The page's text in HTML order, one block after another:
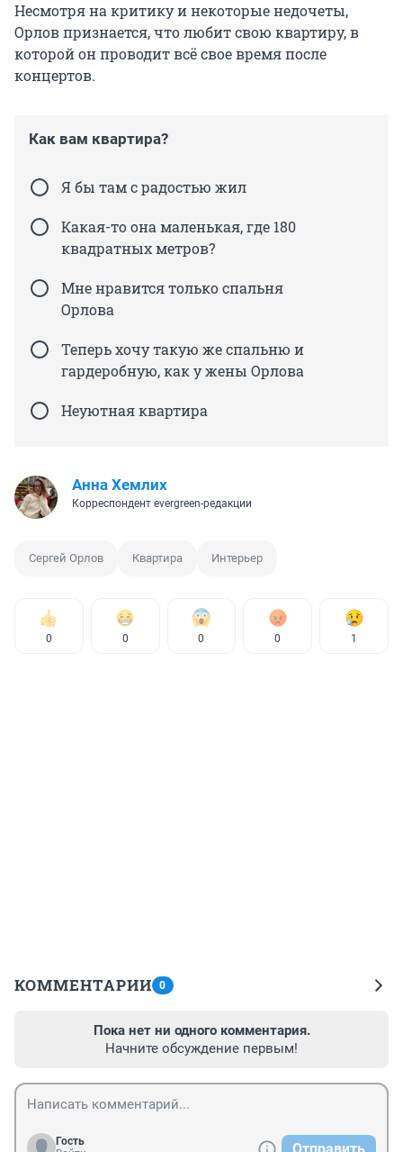
Несмотря на критику и некоторые недочеты,
Орлов признается, что любит свою квартиру, в
которой он проводит всё свое время после
концертов.
Как вам квартира?
Я бы там с радостью жил
Какая-то она маленькая, где 180
квадратных метров?
Мне нравится только спальня
Орлова
Теперь хочу такую же спальню и
гардеробную, как у жены Орлова
Неуютная квартира
Анна Хемлих
Корреспондент evergreen-редакции
Сергей Орлов Квартира Интерьер
0 0 0 0 1
КОММЕНТАРИИ 0
Пока нет ни одного комментария.
Начните обсуждение первым!
Гость